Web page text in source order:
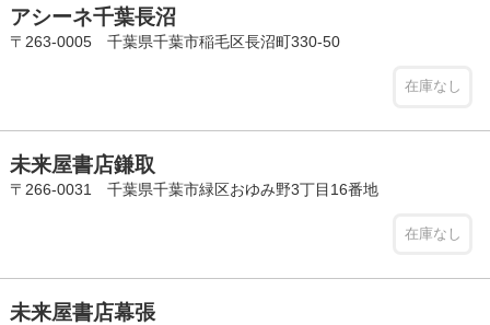
アシーネ千葉長沼
〒263-0005 千葉県千葉市稲毛区長沼町330-50
在庫なし
未来屋書店鎌取
〒266-0031 千葉県千葉市緑区おゆみ野3丁目16番地
在庫なし
未来屋書店幕張